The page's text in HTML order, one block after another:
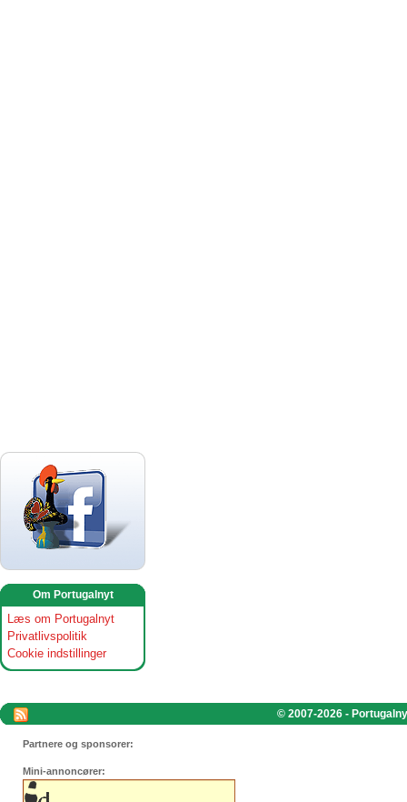
Om Portugalnyt
Læs om Portugalnyt
Privatlivspolitik
Cookie indstillinger
© 2007-2026 -
Partnere og sponsorer:
Mini-annoncører: